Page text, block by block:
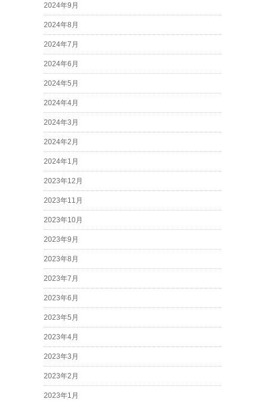
2024年9月
2024年8月
2024年7月
2024年6月
2024年5月
2024年4月
2024年3月
2024年2月
2024年1月
2023年12月
2023年11月
2023年10月
2023年9月
2023年8月
2023年7月
2023年6月
2023年5月
2023年4月
2023年3月
2023年2月
2023年1月